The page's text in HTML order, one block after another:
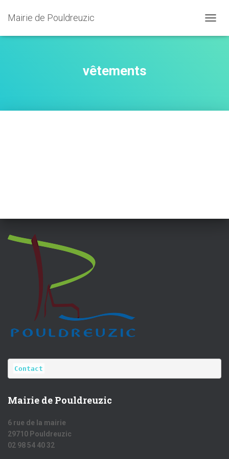
Mairie de Pouldreuzic
vêtements
Contact
Mairie de Pouldreuzic
6 rue de la mairie
29710 Pouldreuzic
02 98 54 40 32